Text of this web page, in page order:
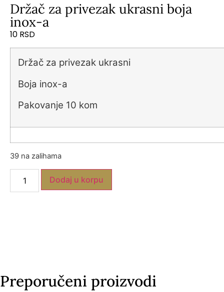
Držač za privezak ukrasni boja
inox-a
10 RSD
Držač za privezak ukrasni
Boja inox-a
Pakovanje 10 kom
39 na zalihama
Dodaj u korpu
Preporučeni proizvodi